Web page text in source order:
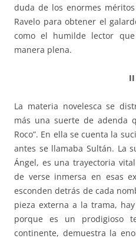
duda de los enormes
Ravelo para obtener el
como el humilde lector
manera plena.
II
La materia novelesca se
más una suerte de adenda
Roco”. En ella se cuenta la
antes se llamaba Sultán. La
Ángel, es una trayectoria
de verse inmersa en esas
esconden detrás de cada
pieza externa a la trama,
porque es un prodigioso
continente, demuestra la